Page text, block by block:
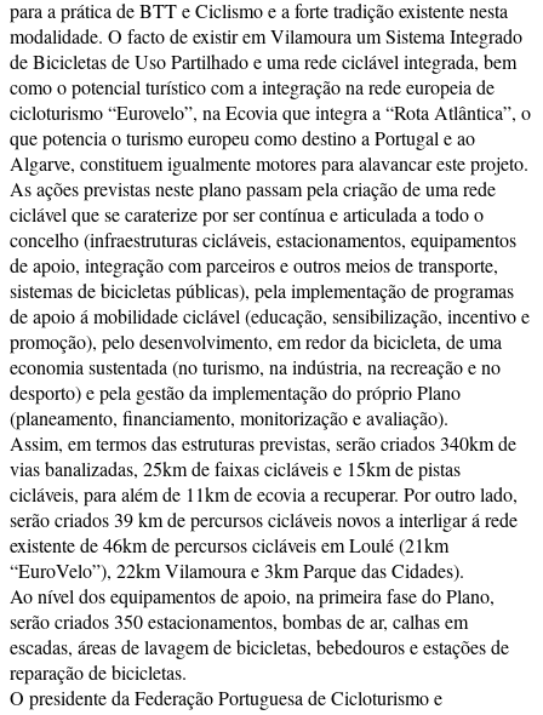
para a prática de BTT e Ciclismo e a forte tradição existente nesta
modalidade. O facto de existir em Vilamoura um Sistema Integrado
de Bicicletas de Uso Partilhado e uma rede ciclável integrada, bem
como o potencial turístico com a integração na rede europeia de
cicloturismo “Eurovelo”, na Ecovia que integra a “Rota Atlântica”, o
que potencia o turismo europeu como destino a Portugal e ao
Algarve, constituem igualmente motores para alavancar este projeto.
As ações previstas neste plano passam pela criação de uma rede
ciclável que se caraterize por ser contínua e articulada a todo o
concelho (infraestruturas cicláveis, estacionamentos, equipamentos
de apoio, integração com parceiros e outros meios de transporte,
sistemas de bicicletas públicas), pela implementação de programas
de apoio á mobilidade ciclável (educação, sensibilização, incentivo e
promoção), pelo desenvolvimento, em redor da bicicleta, de uma
economia sustentada (no turismo, na indústria, na recreação e no
desporto) e pela gestão da implementação do próprio Plano
(planeamento, financiamento, monitorização e avaliação).
Assim, em termos das estruturas previstas, serão criados 340km de
vias banalizadas, 25km de faixas cicláveis e 15km de pistas
cicláveis, para além de 11km de ecovia a recuperar. Por outro lado,
serão criados 39 km de percursos cicláveis novos a interligar á rede
existente de 46km de percursos cicláveis em Loulé (21km
“EuroVelo”), 22km Vilamoura e 3km Parque das Cidades).
Ao nível dos equipamentos de apoio, na primeira fase do Plano,
serão criados 350 estacionamentos, bombas de ar, calhas em
escadas, áreas de lavagem de bicicletas, bebedouros e estações de
reparação de bicicletas.
O presidente da Federação Portuguesa de Cicloturismo e